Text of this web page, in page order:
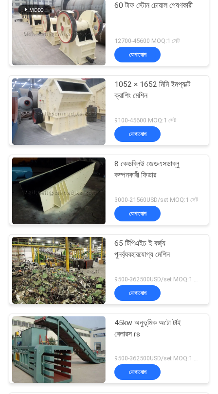
60 টাফ স্টোন চোয়াল পেষণকারী
12700-45600 MOQ:1 সেট
যোগাযোগ
1052 × 1652 মিমি ইমপ্যাক্ট
ক্রাশিং মেশিন
9100-45600 MOQ:1 সেট
যোগাযোগ
8 কেডব্লিউ জেডএসডাব্লু
কম্পনকারী ফিডার
3000-21560USD/set MOQ:1 সেট
যোগাযোগ
65 টিপিএইচ ই বর্জ্য
পুনর্ব্যবহারযোগ্য মেশিন
যোগাযোগ
45kw অনুভূমিক অটো টাই
বেলারস rs
9500-362500USD/set MOQ:1 সেট
যোগাযোগ